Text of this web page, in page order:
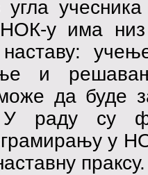
у има низ
и
да буде
У раду су
у
праксу.